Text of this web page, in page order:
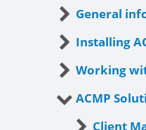
General
Installing
Working
ACMP
Client